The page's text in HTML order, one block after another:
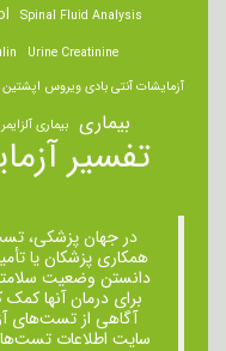
Spinal Fluid Analysis
Urine Creatinine
آزمایشات آنتی بادی ویروس اپشتین
بیماری بیماری آلزایمر
تفسیر
در جهان پزشکی،
همکاری پزشکان یا
دانستن وضعیت
برای درمان ‌آنها
آگاهی از تست‌های
سایت اطلاعات